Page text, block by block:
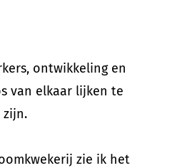
ontwikkeling en
van elkaar lijken te
zijn.
zie ik het